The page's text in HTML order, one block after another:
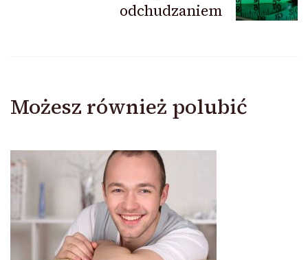
odchudzaniem
Możesz również polubić